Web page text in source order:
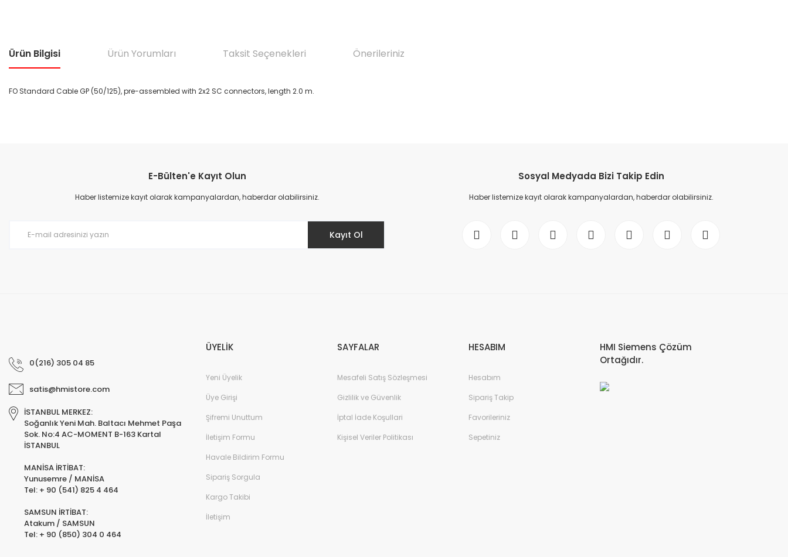
Ürün Bilgisi Ürün Yorumları Taksit Seçenekleri Önerileriniz
FO Standard Cable GP (50/125), pre-assembled with 2x2 SC connectors, length 2.0 m.
Ürün resmi kalitesiz, bozuk veya görüntülenemiyor.
Ürün açıklamasında eksik bilgiler bulunuyor.
E-Bülten'e Kayıt Olun
Haber listemize kayıt olarak kampanyalardan, haberdar olabilirsiniz.
Kayıt Ol
Sosyal Medyada Bizi Takip Edin
Haber listemize kayıt olarak kampanyalardan, haberdar olabilirsiniz.
0(216) 305 04 85
satis@hmistore.com
İSTANBUL MERKEZ:
Soğanlık Yeni Mah. Baltacı Mehmet Paşa
Sok. No:4 AC-MOMENT B-163 Kartal
İSTANBUL
MANİSA İRTİBAT:
Yunusemre / MANİSA
Tel: + 90 (541) 825 4 464
SAMSUN İRTİBAT:
Atakum / SAMSUN
Tel: + 90 (850) 304 0 464
ÜYELİK
Yeni Üyelik
Üye Girişi
Şifremi Unuttum
İletişim Formu
Havale Bildirim Formu
Sipariş Sorgula
Kargo Takibi
İletişim
SAYFALAR
Mesafeli Satış Sözleşmesi
Gizlilik ve Güvenlik
İptal İade Koşullari
Kişisel Veriler Politikası
HESABIM
Hesabım
Sipariş Takip
Favorileriniz
Sepetiniz
HMI Siemens Çözüm
Ortağıdır.